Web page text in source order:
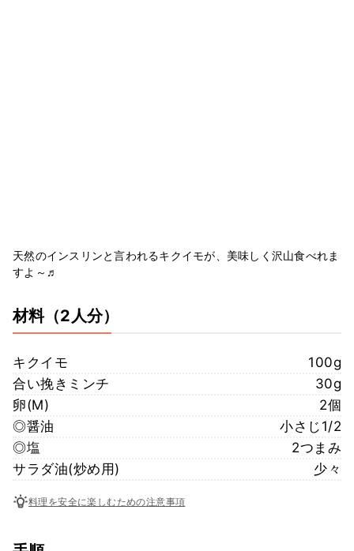
天然のインスリンと言われるキクイモが、美味しく沢山食べれま
すよ～♬
材料（2人分）
キクイモ
100g
合い挽きミンチ
30g
卵(M)
2個
◎醤油
小さじ1/2
◎塩
2つまみ
サラダ油(炒め用)
少々
料理を安全に楽しむための注意事項